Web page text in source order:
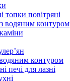
топки повітряні
водяним контуром
контуром
печі для лазні